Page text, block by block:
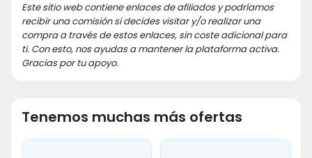
Este sitio web contiene enlaces de afiliados y podríamos
recibir una comisión si decides visitar y/o realizar una
compra a través de estos enlaces, sin coste adicional para
ti. Con esto, nos ayudas a mantener la plataforma activa.
Gracias por tu apoyo.
Tenemos muchas más ofertas